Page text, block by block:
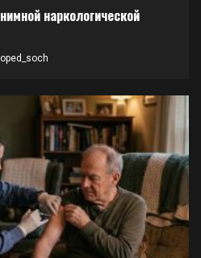
наркологической